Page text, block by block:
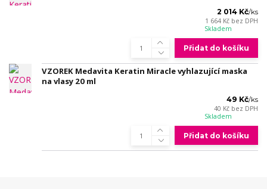
2 014 Kč/ks
1 664 Kč bez DPH
Skladem
Přidat do košíku
VZOREK Medavita Keratin Miracle vyhlazující maska
na vlasy 20 ml
49 Kč/ks
40 Kč bez DPH
Skladem
Přidat do košíku